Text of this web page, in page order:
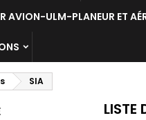
AVION-ULM-PLANEUR ET
SIA
LISTE